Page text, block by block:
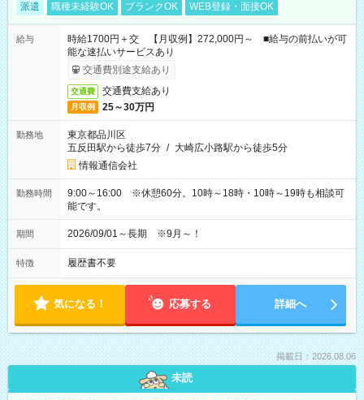
派遣 職種未経験OK ブランクOK WEB登録・面接OK
給与
時給1700円＋交 【月収例】272,000円～ ■給与の前払いが可
能な速払いサービスあり
交通費別途支給あり
交通費 交通費支給あり
月収例 25～30万円
勤務地
東京都品川区
五反田駅から徒歩7分 / 大崎広小路駅から徒歩5分
情報通信会社
勤務時間
9:00～16:00 ※休憩60分。10時～18時・10時～19時も相談可
能です。
期間 2026/09/01～長期 ※9月～！
特徴 履歴書不要
気になる！ 応募する 詳細へ
掲載日：2026.08.06
未読